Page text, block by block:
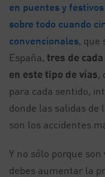
en puentes y festivos
sobre todo cuando
convencionales, que
España, tres de
en este tipo de vías,
para cada sentido,
donde las salidas de
son los accidentes
Y no sólo porque
debes aumentar la